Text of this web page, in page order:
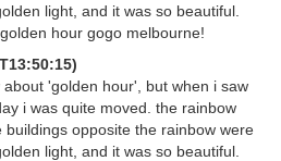
light, and it was so beautiful.
hour gogo melbourne!
'golden hour', but when i saw
i was quite moved. the rainbow
buildings opposite the rainbow were
light, and it was so beautiful.